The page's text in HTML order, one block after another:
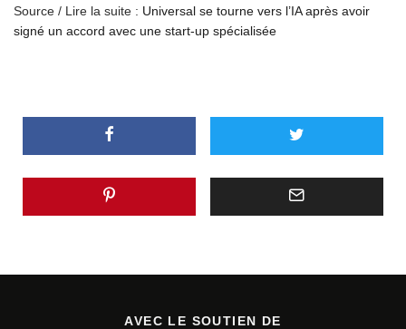
Source / Lire la suite : Universal se tourne vers l’IA après avoir
signé un accord avec une start-up spécialisée
AVEC LE SOUTIEN DE